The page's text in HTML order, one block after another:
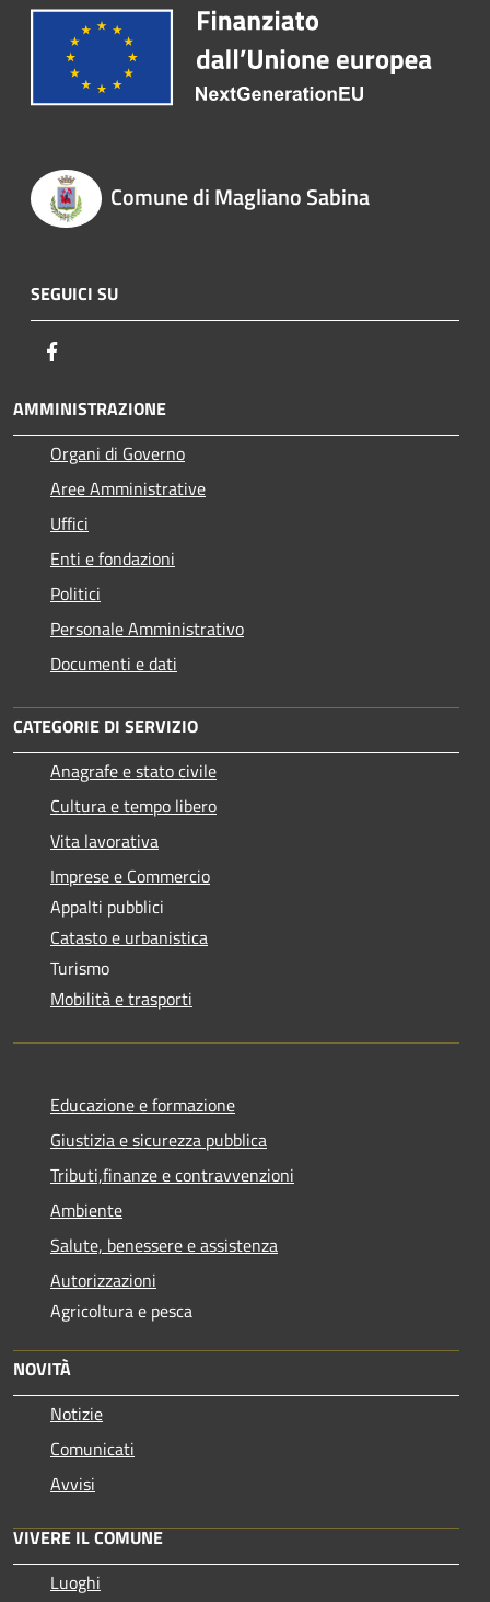
Comune di Magliano Sabina
SEGUICI SU
AMMINISTRAZIONE
Organi di Governo
Aree Amministrative
Uffici
Enti e fondazioni
Politici
Personale Amministrativo
Documenti e dati
CATEGORIE DI SERVIZIO
Anagrafe e stato civile
Cultura e tempo libero
Vita lavorativa
Imprese e Commercio
Appalti pubblici
Catasto e urbanistica
Turismo
Mobilità e trasporti
Educazione e formazione
Giustizia e sicurezza pubblica
Tributi,finanze e contravvenzioni
Ambiente
Salute, benessere e assistenza
Autorizzazioni
Agricoltura e pesca
NOVITÀ
Notizie
Comunicati
Avvisi
VIVERE IL COMUNE
Luoghi